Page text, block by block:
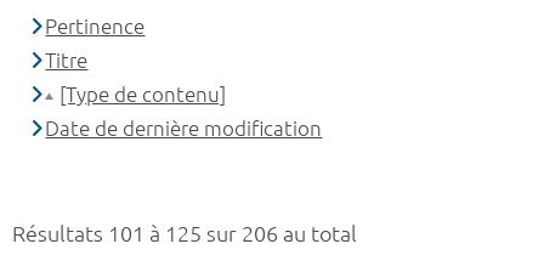
Résultats 101 à 125 sur 206 au total
Pertinence
Titre
[Type de contenu]
Date de dernière modification